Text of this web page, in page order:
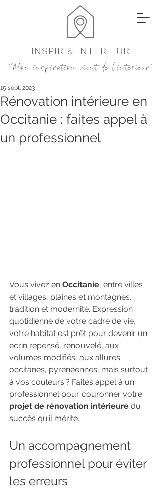
INSPIR & INTERIEUR
"Mon inspiration vient de l'intérieur"
Rénovation intérieure en
Occitanie : faites appel à
un professionnel
15 sept. 2023
Vous vivez en Occitanie, entre villes
et villages, plaines et montagnes,
tradition et modernité. Expression
quotidienne de votre cadre de vie,
votre habitat est prêt pour devenir un
écrin repensé, renouvelé, aux
volumes modifiés, aux allures
occitanes, pyrénéennes, mais surtout
à vos couleurs ? Faites appel à un
professionnel pour couronner votre
projet de rénovation intérieure du
succès qu’il mérite.
Un accompagnement
professionnel pour éviter
les erreurs